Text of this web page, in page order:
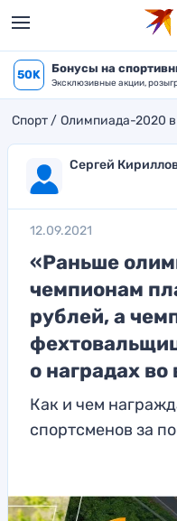
50K Бонусы на
Эксклюзивные акции,
Спорт Олимпиада-2020
Сергей
12.09.2021
«Раньше
чемпионам
рублей, а
о наградах
Как и чем
спортсменов за